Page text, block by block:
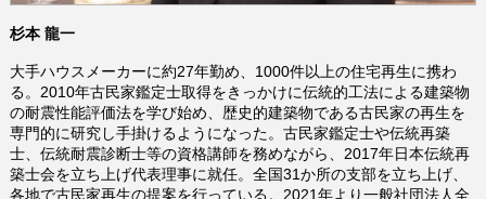
杉本 龍一
大手ハウスメーカーに約27年勤め、 1000件以上の住宅再生に携わ
る。 2010年古民家鑑定士取得をきっかけに伝統的工法による建築物
の耐震性能評価法を学び始め、歴史的建築物である古民家の再生を
専門的に研究し手掛けるようになった。古民家鑑定士や伝統再築
士、伝統耐震診断士等の資格講師を務めながら、 2017年日本伝統再
築士会を立ち上げ代表理事に就任。全国31か所の支部を立ち上げ、
各地で古民家再生の提案を行っている。 2021年より一般社団法人全